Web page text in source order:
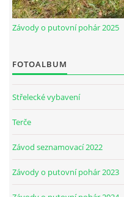
Závody o putovní pohár 2025
FOTOALBUM
Střelecké vybavení
Terče
Závod seznamovací 2022
Závody o putovní pohár 2023